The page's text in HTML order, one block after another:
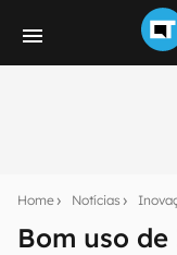
Home Notícias
Bom uso
notícias e